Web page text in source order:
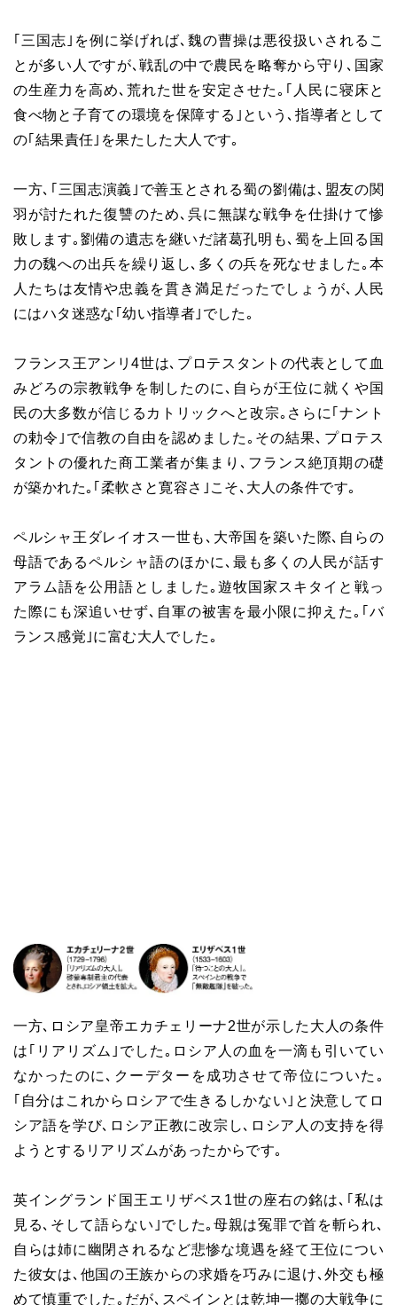
｢三国志｣を例に挙げれば､魏の曹操は悪役扱いされるこ
とが多い人ですが､戦乱の中で農民を略奪から守り､国家
の生産力を高め､荒れた世を安定させた｡｢人民に寝床と
食べ物と子育ての環境を保障する｣という､指導者として
の｢結果責任｣を果たした大人です｡
一方､｢三国志演義｣で善玉とされる蜀の劉備は､盟友の関
羽が討たれた復讐のため､呉に無謀な戦争を仕掛けて惨
敗します｡劉備の遺志を継いだ諸葛孔明も､蜀を上回る国
力の魏への出兵を繰り返し､多くの兵を死なせました｡本
人たちは友情や忠義を貫き満足だったでしょうが､人民
にはハタ迷惑な｢幼い指導者｣でした｡
フランス王アンリ4世は､プロテスタントの代表として血
みどろの宗教戦争を制したのに､自らが王位に就くや国
民の大多数が信じるカトリックへと改宗｡さらに｢ナント
の勅令｣で信教の自由を認めました｡その結果､プロテス
タントの優れた商工業者が集まり､フランス絶頂期の礎
が築かれた｡｢柔軟さと寛容さ｣こそ､大人の条件です｡
ペルシャ王ダレイオス一世も､大帝国を築いた際､自らの
母語であるペルシャ語のほかに､最も多くの人民が話す
アラム語を公用語としました｡遊牧国家スキタイと戦っ
た際にも深追いせず､自軍の被害を最小限に抑えた｡｢バ
ランス感覚｣に富む大人でした｡
一方､ロシア皇帝エカチェリーナ2世が示した大人の条件
は｢リアリズム｣でした｡ロシア人の血を一滴も引いてい
なかったのに､クーデターを成功させて帝位についた｡
｢自分はこれからロシアで生きるしかない｣と決意してロ
シア語を学び､ロシア正教に改宗し､ロシア人の支持を得
ようとするリアリズムがあったからです｡
英イングランド国王エリザベス1世の座右の銘は､｢私は
見る､そして語らない｣でした｡母親は冤罪で首を斬られ､
自らは姉に幽閉されるなど悲惨な境遇を経て王位につい
た彼女は､他国の王族からの求婚を巧みに退け､外交も極
めて慎重でした｡だが､スペインとは乾坤一擲の大戦争に